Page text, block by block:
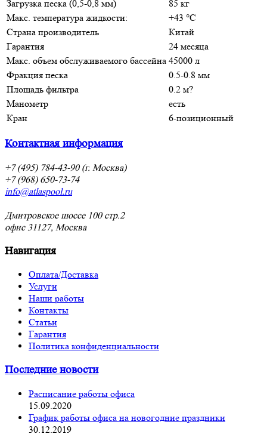
Загрузка песка (0,5-0,8 мм)
85 кг
Макс. температура жидкости:
+43 °C
Страна производитель
Китай
Гарантия
24 месяца
Макс. объем обслуживаемого бассейна 45000 л
Фракция песка
0.5-0.8 мм
Площадь фильтра
0.2 м?
Манометр
есть
Кран
6-позиционный
Контактная информация
+7 (495) 784-43-90 (г. Москва)
+7 (968) 650-73-74
info@atlaspool.ru
Дмитровское шоссе 100 стр.2
офис 31127, Москва
Навигация
Оплата/Доставка
Услуги
Наши работы
Контакты
Статьи
Гарантия
Политика конфиденциальности
Последние новости
Расписание работы офиса
15.09.2020
График работы офиса на новогодние праздники
30.12.2019